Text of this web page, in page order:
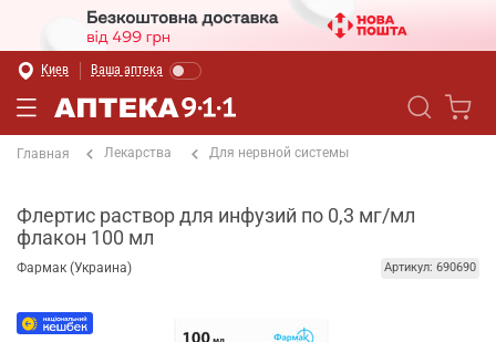
Киев Ваша аптека
Главная Лекарства Для нервной системы
Флертис раствор для инфузий по 0,3 мг/мл
флакон 100 мл
Фармак (Украина) Артикул: 690690